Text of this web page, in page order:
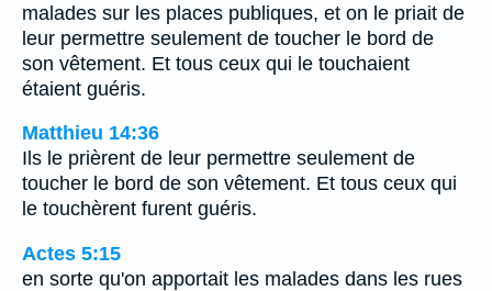
malades sur les places publiques, et on le priait de
leur permettre seulement de toucher le bord de
son vêtement. Et tous ceux qui le touchaient
étaient guéris.
Matthieu 14:36
Ils le prièrent de leur permettre seulement de
toucher le bord de son vêtement. Et tous ceux qui
le touchèrent furent guéris.
Actes 5:15
en sorte qu'on apportait les malades dans les rues